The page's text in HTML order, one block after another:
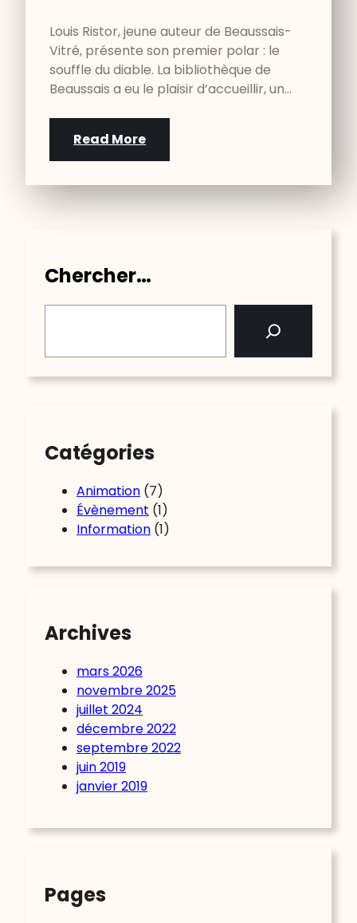
Louis Ristor, jeune auteur de Beaussais-
Vitré, présente son premier polar : le
souffle du diable. La bibliothèque de
Beaussais a eu le plaisir d’accueillir, un…
Read More
Chercher…
Catégories
Animation (7)
Évènement (1)
Information (1)
Archives
mars 2026
novembre 2025
juillet 2024
décembre 2022
septembre 2022
juin 2019
janvier 2019
Pages